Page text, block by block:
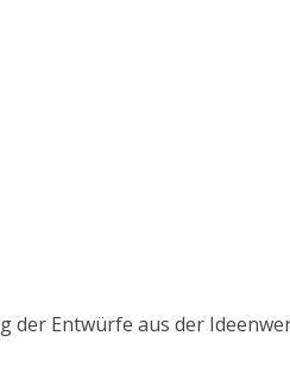
der Entwürfe aus der